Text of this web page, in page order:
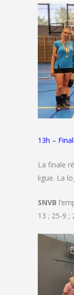
13h –
La finale
ligue. La
SNVB
13 ; 25-9 ;